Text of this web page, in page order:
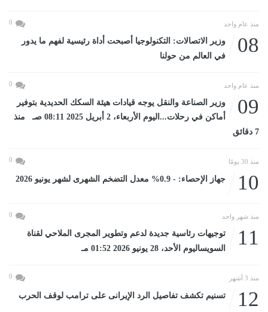
منذ عام واحد 0
08
وزير الاتصالات: التكنولوجيا أصبحت أداة رئيسية لفهم ما يدور
في العالم من حولنا
منذ عام واحد 0
09
وزير الصناعة والنقل يوجه قيادات هيئة السكك الحديدية بتوفير
أماكن في رحلات...اليوم الأربعاء، 2 أبريل 2025 08:11 صـ منذ
7 دقائق
منذ 30 يومًا 0
10 جهاز الإحصاء: - 0.9% معدل التضخم الشهرى لشهر يونيو 2026
منذ شهر واحد 0
11
توجيهات رئاسية جديدة لدعم وتطوير المجرى الملاحي لقناة
السويساليوم الأحد، 28 يونيو 2026 01:52 مـ
منذ 3 أشهر 0
12 تسنيم تكشف تفاصيل الرد الإيرانى على ترامب لوقف الحرب